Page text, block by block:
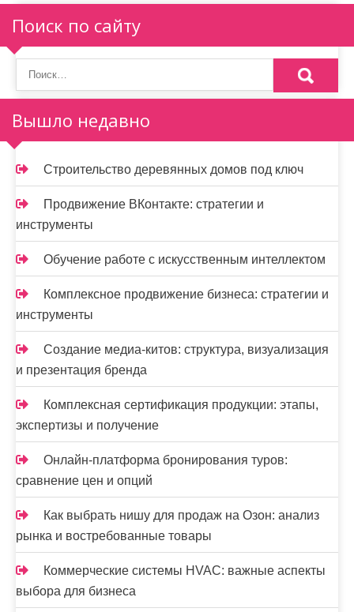
я
п
о
з
а
п
и
с
я
м
Поиск по сайту
Вышло недавно
Строительство деревянных домов под ключ
Продвижение ВКонтакте: стратегии и
инструменты
Обучение работе с искусственным интеллектом
Комплексное продвижение бизнеса: стратегии и
инструменты
Создание медиа-китов: структура, визуализация
и презентация бренда
Комплексная сертификация продукции: этапы,
экспертизы и получение
Онлайн-платформа бронирования туров:
сравнение цен и опций
Как выбрать нишу для продаж на Озон: анализ
рынка и востребованные товары
Коммерческие системы HVAC: важные аспекты
выбора для бизнеса